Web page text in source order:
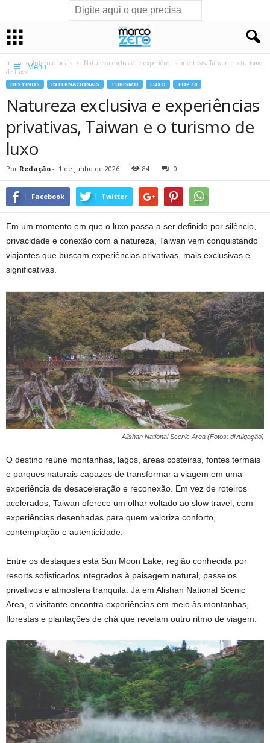
Menu
Início Internacionais
Natureza exclusiva e experiências privativas, Taiwan e o turismo
de luxo
DESTINOS INTERNACIONAIS TURISMO LUXO TOP 10
Natureza exclusiva e experiências
privativas, Taiwan e o turismo de
luxo
Por Redação - 1 de junho de 2026 84 0
Facebook Twitter
Em um momento em que o luxo passa a ser definido por silêncio,
privacidade e conexão com a natureza, Taiwan vem conquistando
viajantes que buscam experiências privativas, mais exclusivas e
significativas.
Alishan National Scenic Area (Fotos: divulgação)
O destino reúne montanhas, lagos, áreas costeiras, fontes termais
e parques naturais capazes de transformar a viagem em uma
experiência de desaceleração e reconexão. Em vez de roteiros
acelerados, Taiwan oferece um olhar voltado ao slow travel, com
experiências desenhadas para quem valoriza conforto,
contemplação e autenticidade.
Entre os destaques está Sun Moon Lake, região conhecida por
resorts sofisticados integrados à paisagem natural, passeios
privativos e atmosfera tranquila. Já em Alishan National Scenic
Area, o visitante encontra experiências em meio às montanhas,
florestas e plantações de chá que revelam outro ritmo de viagem.